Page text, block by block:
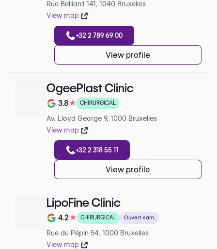
Rue Belliard 141, 1040 Bruxelles
View map
+32 2 789 69 00
View profile
OgeePlast Clinic
Note de 3.8 sur 5 sur Google
3.8★ CHIRURGICAL
Av. Lloyd George 9, 1000 Bruxelles
View map
+32 2 318 55 11
View profile
LipoFine Clinic
Note de 4.2 sur 5 sur Google
4.2★ CHIRURGICAL Ouvert sam.
Rue du Pépin 54, 1000 Bruxelles
View map